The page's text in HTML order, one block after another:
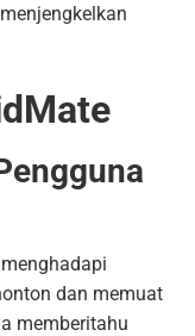
dan memuat
memberitahu